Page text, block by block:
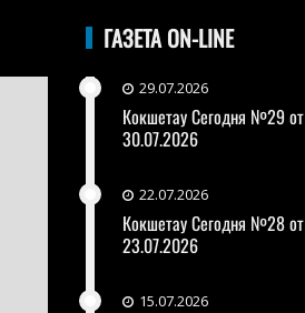
ГАЗЕТА ON-LINE
29.07.2026
Кокшетау Сегодня №29 от
30.07.2026
22.07.2026
Кокшетау Сегодня №28 от
23.07.2026
15.07.2026